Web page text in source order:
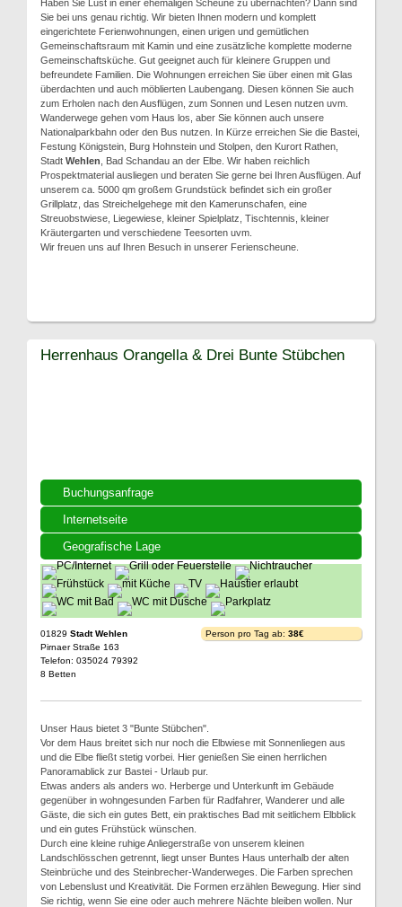
Haben Sie Lust in einer ehemaligen Scheune zu übernachten? Dann sind
Sie bei uns genau richtig. Wir bieten Ihnen modern und komplett
eingerichtete Ferienwohnungen, einen urigen und gemütlichen
Gemeinschaftsraum mit Kamin und eine zusätzliche komplette moderne
Gemeinschaftsküche. Gut geeignet auch für kleinere Gruppen und
befreundete Familien. Die Wohnungen erreichen Sie über einen mit Glas
überdachten und auch möblierten Laubengang. Diesen können Sie auch
zum Erholen nach den Ausflügen, zum Sonnen und Lesen nutzen uvm.
Wanderwege gehen vom Haus los, aber Sie können auch unsere
Nationalparkbahn oder den Bus nutzen. In Kürze erreichen Sie die Bastei,
Festung Königstein, Burg Hohnstein und Stolpen, den Kurort Rathen,
Stadt Wehlen , Bad Schandau an der Elbe. Wir haben reichlich
Prospektmaterial ausliegen und beraten Sie gerne bei Ihren Ausflügen. Auf
unserem ca. 5000 qm großem Grundstück befindet sich ein großer
Grillplatz, das Streichelgehege mit den Kamerunschafen, eine
Streuobstwiese, Liegewiese, kleiner Spielplatz, Tischtennis, kleiner
Kräutergarten und verschiedene Teesorten uvm.
Wir freuen uns auf Ihren Besuch in unserer Ferienscheune.
Buchungsanfrage
Internetseite
Geografische Lage
Herrenhaus Orangella & Drei Bunte Stübchen
01829 Stadt Wehlen
Pirnaer Straße 163
Telefon: 035024 79392
8 Betten
Person pro Tag ab: 38€
Unser Haus bietet 3 "Bunte Stübchen".
Vor dem Haus breitet sich nur noch die Elbwiese mit Sonnenliegen aus
und die Elbe fließt stetig vorbei. Hier genießen Sie einen herrlichen
Panoramablick zur Bastei - Urlaub pur.
Etwas anders als anders wo. Herberge und Unterkunft im Gebäude
gegenüber in wohngesunden Farben für Radfahrer, Wanderer und alle
Gäste, die sich ein gutes Bett, ein praktisches Bad mit seitlichem Elbblick
und ein gutes Frühstück wünschen.
Durch eine kleine ruhige Anliegerstraße von unserem kleinen
Landschlösschen getrennt, liegt unser Buntes Haus unterhalb der alten
Steinbrüche und des Steinbrecher-Wanderweges. Die Farben sprechen
von Lebenslust und Kreativität. Die Formen erzählen Bewegung. Hier sind
Sie richtig, wenn Sie eine oder auch mehrere Nächte bleiben wollen. Nur